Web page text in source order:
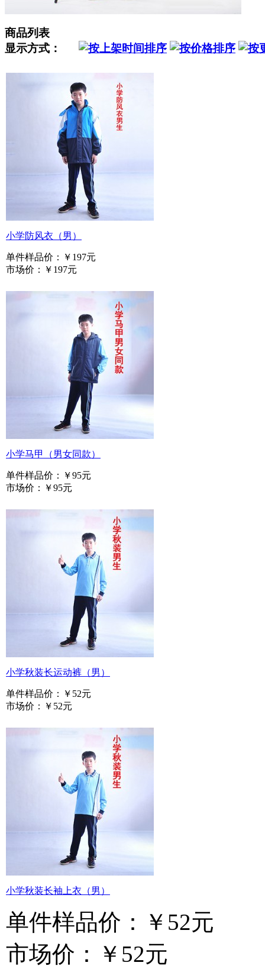
商品列表
显示方式：
小学防风衣（男）
单件样品价：
￥197元
市场价：
￥197元
小学马甲（男女同款）
单件样品价：
￥95元
市场价：
￥95元
小学秋装长运动裤（男）
单件样品价：
￥52元
市场价：
￥52元
小学秋装长袖上衣（男）
单件样品价：
￥52元
市场价：
￥52元